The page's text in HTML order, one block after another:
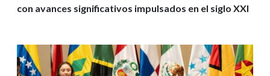
con avances significativos impulsados en el siglo XXI